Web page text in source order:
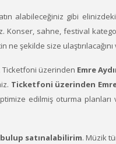
alabileceğiniz gibi elinizdeki
Konser, sahne, festival
şekilde size
Ticketfoni üzerinden Emre
Ticketfoni üzerinden
edilmiş oturma planları
satınalabilirim. Müzik